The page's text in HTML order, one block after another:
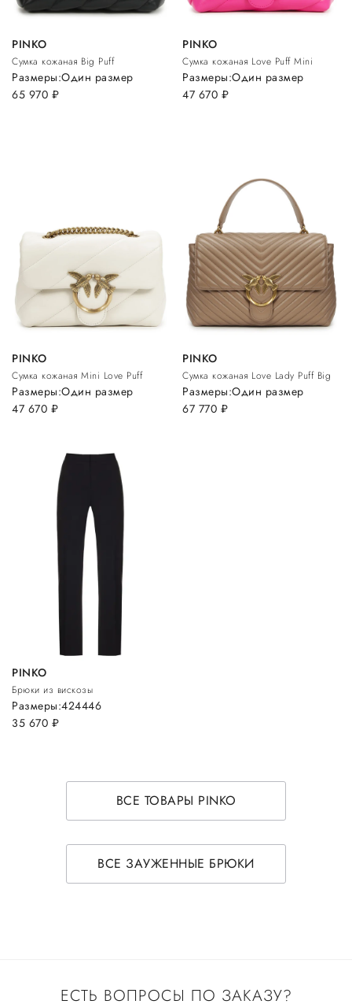
PINKO
Сумка кожаная Big Puff
65 970 руб.
Размеры:Один размер
PINKO
Сумка кожаная Love Puff Mini
47 670 руб.
Размеры:Один размер
PINKO
Сумка кожаная Mini Love Puff
47 670 руб.
Размеры:Один размер
PINKO
Сумка кожаная Love Lady Puff Big
67 770 руб.
Размеры:Один размер
PINKO
Брюки из вискозы
35 670 руб.
Размеры:424446
ВСЕ ТОВАРЫ PINKO
ВСЕ ЗАУЖЕННЫЕ БРЮКИ
ЕСТЬ ВОПРОСЫ ПО ЗАКАЗУ?